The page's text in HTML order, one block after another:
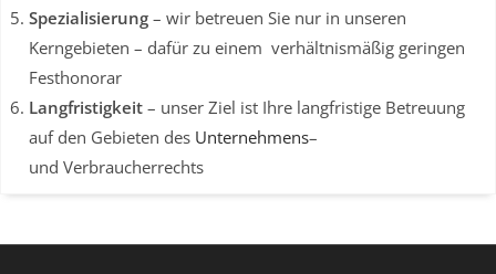
Spezialisierung – wir betreuen Sie nur in unseren
Kerngebieten – dafür zu einem verhältnismäßig geringen
Festhonorar
Langfristigkeit – unser Ziel ist Ihre langfristige Betreuung
auf den Gebieten des Unternehmens–
und Verbraucherrechts